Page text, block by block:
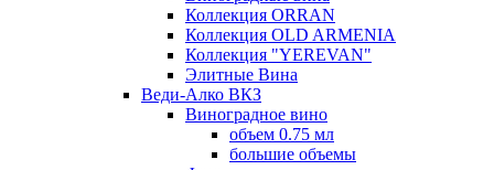
Коллекция ORRAN
Коллекция OLD ARMENIA
Коллекция "YEREVAN"
Элитные Вина
Веди-Алко ВКЗ
Виноградное вино
объем 0.75 мл
большие объемы